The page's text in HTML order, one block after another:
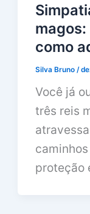
como
Silva Bruno/
Você já
três reis
proteção